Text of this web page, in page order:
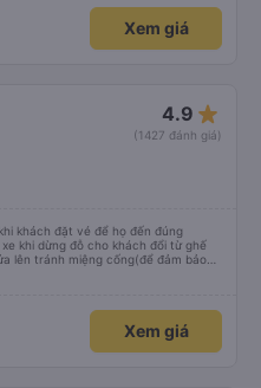
Xem giá
4.9 star_rate
(1427 đánh giá)
khách đặt vé để họ đến đúng
bằng sắt chữ nhật dạng ô lưới, cửa
chỗ nên thoáng đãng.
Xem giá